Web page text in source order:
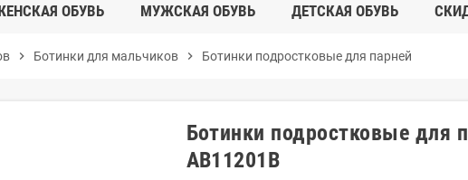
ОБУВЬ МУЖСКАЯ ОБУВЬ ДЕТСКАЯ ОБУВЬ
chevron_right Ботинки для мальчиков chevron_right Ботинки подростковые для парней
Ботинки подростковые для
AB11201B